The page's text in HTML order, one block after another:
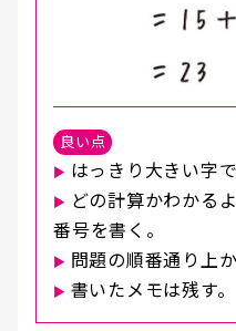
良い点
▶︎ はっきり大きい字
▶︎ どの計算かわかる
番号を書く。
▶︎ 問題の順番通り上か
▶︎ 書いたメモは残す。